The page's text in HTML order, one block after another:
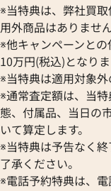
※当特典は、弊社買
用外商品はありません
※他キャンペーンと
10万円(税込)となりま
※当特典は適用対象外
※通常査定額は、当
態、付属品、当日の
いて算定します。
※当特典は予告なく
了承ください。
※電話予約特典は、